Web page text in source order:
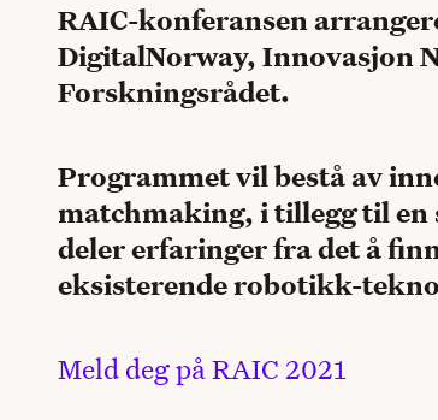
RAIC-konferansen
DigitalNorway, Innovasjon
Forskningsrådet.
Programmet vil bestå av
matchmaking, i tillegg til en
deler erfaringer fra det å
eksisterende robotikk-
Meld deg på RAIC 2021